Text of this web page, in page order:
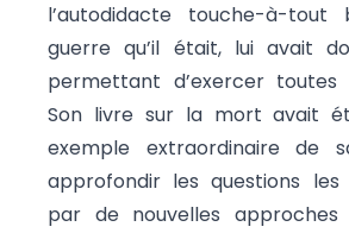
l’autodidacte touche-à-
guerre qu’il était, lui avait
permettant d’exercer toutes
Son livre sur la mort avait
exemple extraordinaire de
approfondir les questions les
par de nouvelles